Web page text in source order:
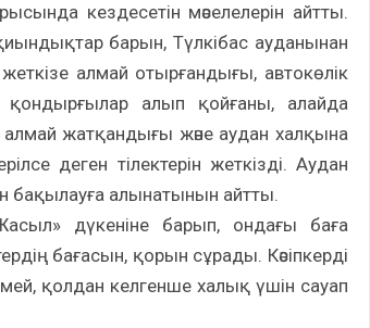
кездесетін мәселелерін айтты.
барын, Түлкібас ауданынан
алмай отырғандығы, автокөлік
қондырғылар алып қойғаны, алайда
жатқандығы және аудан халқына
деген тілектерін жеткізді. Аудан
бақылауға алынатынын айтты.
дүкеніне барып, ондағы баға
бағасын, қорын сұрады. Кәсіпкерді
қолдан келгенше халық үшін сауап